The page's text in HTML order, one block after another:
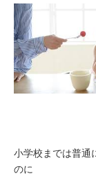
小学校までは普通
のに